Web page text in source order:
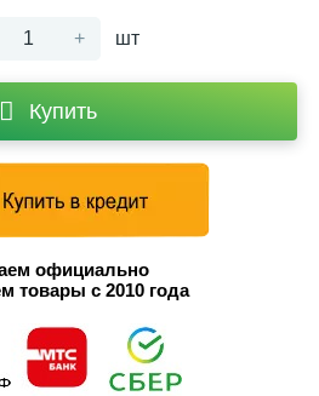
+ шт
Купить
официально
товары с 2010 года